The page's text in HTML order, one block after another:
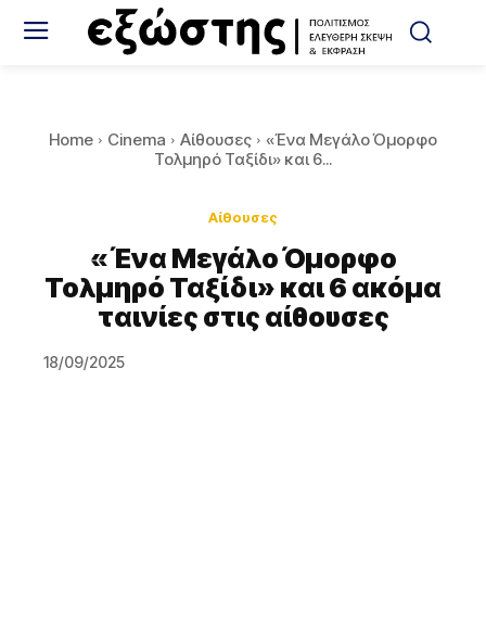
Home Cinema Αίθουσες
«Ένα Μεγάλο Όμορφο
Τολμηρό Ταξίδι» και 6...
Αίθουσες
«Ένα Μεγάλο Όμορφο
Τολμηρό Ταξίδι» και 6 ακόμα
ταινίες στις αίθουσες
18/09/2025